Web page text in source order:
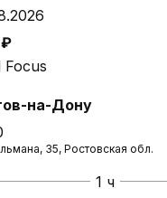
Focus
на-Дону
35, Ростовская обл.
1 ч